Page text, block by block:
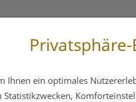
Hautpflege Familie
Ihnen ein optimales